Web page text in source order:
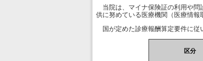
当院は、マイナ保険証の利用や問
供に努めている医療機関（医療情報
国が定めた診療報酬算定要件に従
区分